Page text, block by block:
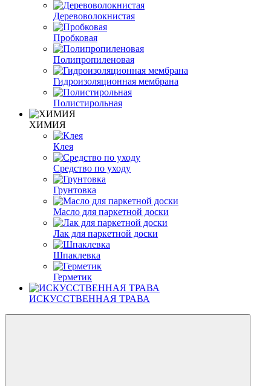
Деревоволокнистая
Пробковая
Полипропиленовая
Гидроизоляционная мембрана
Полистирольная
ХИМИЯ
Клея
Средство по уходу
Грунтовка
Масло для паркетной доски
Лак для паркетной доски
Шпаклевка
Герметик
ИСКУССТВЕННАЯ ТРАВА